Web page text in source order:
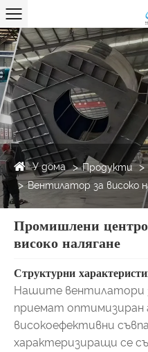
У дома Продукти
Вентилатор за високо
Промишлени
високо налягане
Структурни
Нашите вентилатори
приемат оптимизиран
високоефективни
характеризиращи се